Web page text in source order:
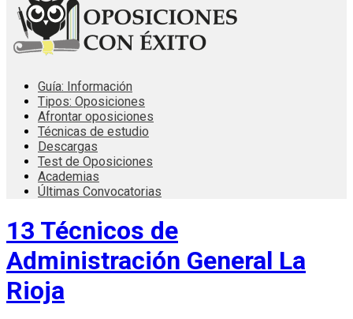
Guía: Información
Tipos: Oposiciones
Afrontar oposiciones
Técnicas de estudio
Descargas
Test de Oposiciones
Academias
Últimas Convocatorias
13 Técnicos de
Administración General La
Rioja